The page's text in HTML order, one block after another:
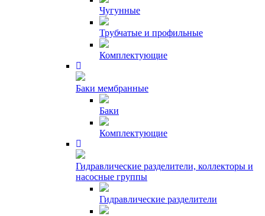
Чугунные
Трубчатые и профильные
Комплектующие
Баки мембранные
Баки
Комплектующие
Гидравлические разделители, коллекторы и
насосные группы
Гидравлические разделители